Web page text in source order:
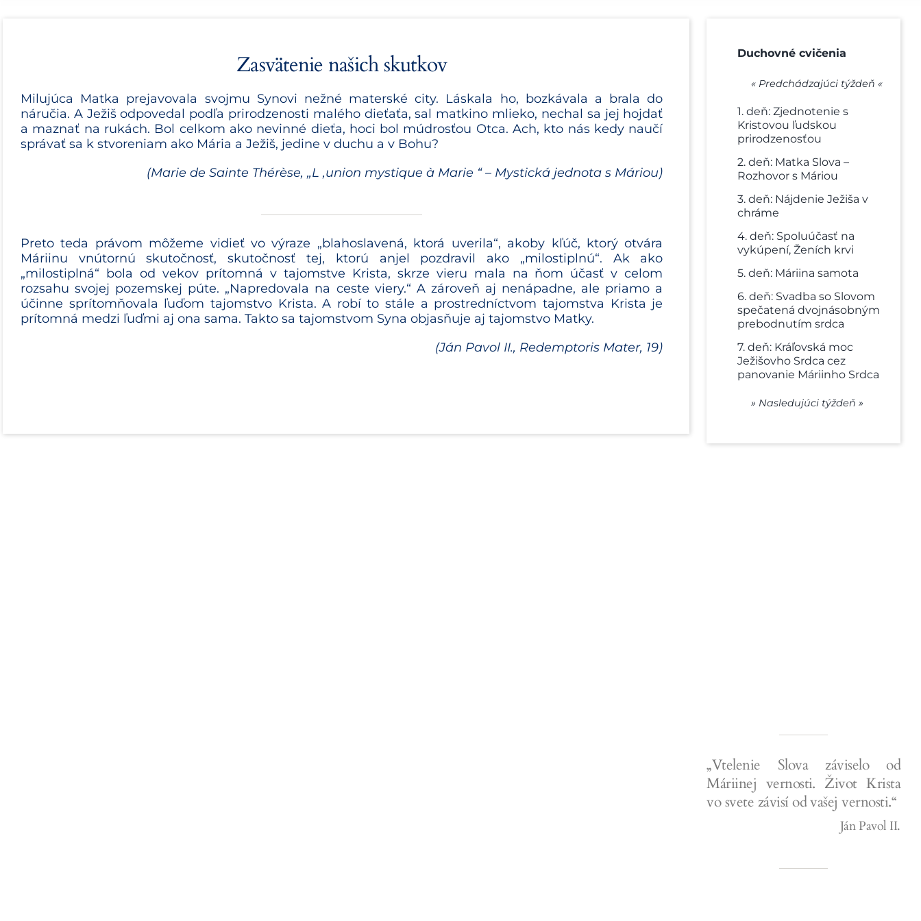
Zasvätenie našich skutkov
Milujúca Matka prejavovala svojmu Synovi nežné materské city. Láskala ho, bozkávala a brala do
náručia. A Ježiš odpove­dal podľa prirodzenosti malého dieťaťa, sal matkino mlieko, ne­chal sa jej hojdať
a maznať na rukách. Bol celkom ako nevinné dieťa, hoci bol múdrosťou Otca. Ach, kto nás kedy naučí
sprá­vať sa k stvoreniam ako Mária a Ježiš, jedine v duchu a v Bohu?
(Marie de Sainte Thérèse, „L ‚union mystique à Marie “ – Mystická jednota s Máriou)
Preto teda právom môžeme vidieť vo výraze „blahoslavená, ktorá uverila“, akoby kľúč, ktorý otvára
Máriinu vnútornú sku­točnosť, skutočnosť tej, ktorú anjel pozdravil ako „milostiplnú“. Ak ako
„milostiplná“ bola od vekov prítomná v tajomstve Krista, skrze vieru mala na ňom účasť v celom
rozsahu svojej pozemskej púte. „Napredovala na ceste viery.“ A zároveň aj nenápadne, ale priamo a
účinne sprítomňovala ľuďom tajomstvo Krista. A robí to stále a prostredníctvom tajomstva Krista je
prítomná medzi ľuďmi aj ona sama. Takto sa tajomstvom Syna objasňuje aj tajomstvo Matky.
(Ján Pavol II., Redemptoris Mater, 19)
Duchovné cvičenia
« Predchádzajúci týždeň «
1. deň: Zjednotenie s
Kristovou ľudskou
prirodzenosťou
2. deň: Matka Slova –
Rozhovor s Máriou
3. deň: Nájdenie Ježiša v
chráme
4. deň: Spoluúčasť na
vykúpení, Ženích krvi
5. deň: Máriina samota
6. deň: Svadba so Slovom
spečatená dvojnásobným
prebodnutím srdca
7. deň: Kráľovská moc
Ježišovho Srdca cez
panovanie Máriinho Srdca
» Nasledujúci týždeň »
„Vtelenie Slova záviselo od
Máriinej vernosti. Život Krista
vo svete závisí od vašej vernosti.“
Ján Pavol II.